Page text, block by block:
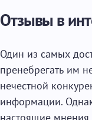
Отзывы в
Один из самых
пренебрегать им
нечестной
информации.